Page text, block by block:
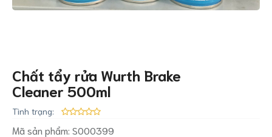
Chất tẩy rửa Wurth Brake
Cleaner 500ml
Tình trạng:
Mã sản phẩm: S000399